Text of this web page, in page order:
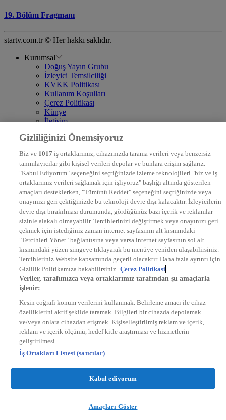
19. Bölüm Fragmanı
startv.com.tr © Her hakkı saklıdır.
Kurumsal
Doğuş Yayın Grubu
İzleyici Temsilciliği
KVKK Politikası
Kullanım Koşulları
Çerez Politikası
Künye
İletişim
DYG Televizyonlar
STAR
EURO STAR
KRAL POP TV
DYG Radyolar
NTV RADYO
KRAL FM
KRAL POP
EKSEN
VOYAGE
DYG Dijital
ntv.com.tr
ntvspor.net
secim.ntv.com.tr
startv.com.tr
kralmuzik.com.tr
Gizliliğinizi Önemsiyoruz
Biz ve 1017 iş ortaklarımız, cihazınızda tarama verileri veya benzersiz
tanımlayıcılar gibi kişisel verileri depolar ve bunlara erişim sağlarız.
"Kabul Ediyorum" seçeneğini seçtiğinizde izleme teknolojileri "biz ve iş
ortaklarımız verileri sağlamak için işliyoruz" başlığı altında gösterilen
amaçları desteklerken, "Tümünü Reddet" seçeneğini seçtiğinizde veya
onayınızı geri çektiğinizde bu teknoloji devre dışı kalacaktır. İzleyicilerin
devre dışı bırakılması durumunda, gördüğünüz bazı içerik ve reklamlar
sizinle alakalı olmayabilir. Tercihlerinizi değiştirmek veya onayınızı geri
çekmek için istediğiniz zaman internet sayfasının alt kısmındaki
"Tercihleri Yönet" bağlantısına veya varsa internet sayfasının sol alt
kısmındaki yüzen simgeye tıklayarak bu menüye yeniden ulaşabilirsiniz.
Tercihleriniz Website kapsamında geçerli olacaktır. Daha fazla ayrıntı için
Gizlilik Politikamıza bakabilirsiniz. Çerez Politikasi
Veriler, tarafımızca veya ortaklarımız tarafından şu amaçlarla
işlenir:
Kesin coğrafi konum verilerini kullanmak. Belirleme amacı ile cihaz
özelliklerini aktif şekilde taramak. Bilgileri bir cihazda depolamak
ve/veya onlara cihazdan erişmek. Kişiselleştirilmiş reklam ve içerik,
reklam ve içerik ölçümü, hedef kitle araştırması ve hizmetlerin
geliştirilmesi.
İş Ortakları Listesi (satıcılar)
Kabul ediyorum
Amaçları Göster